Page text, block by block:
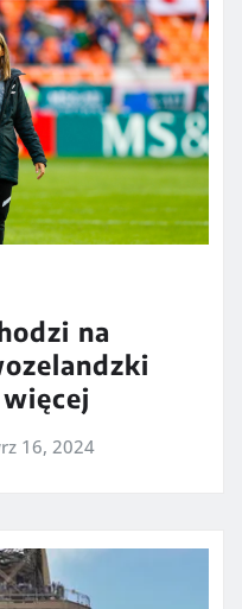
na
16, 2024